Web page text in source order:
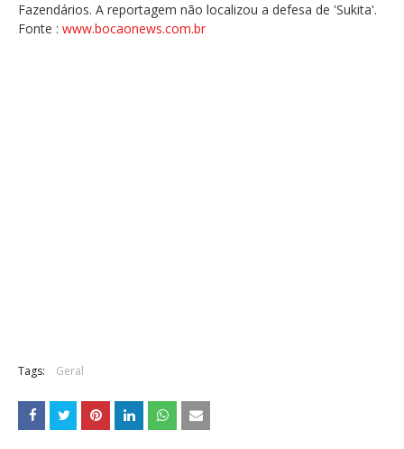
Fazendários. A reportagem não localizou a defesa de 'Sukita'.
Fonte : www.bocaonews.com.br
Tags: Geral